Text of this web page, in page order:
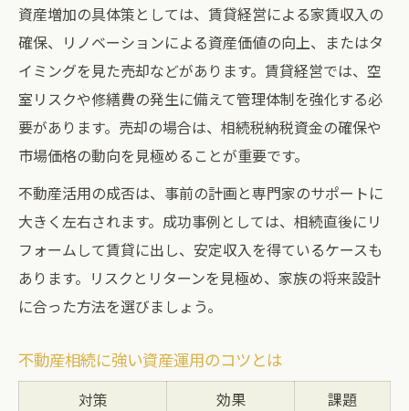
資産増加の具体策としては、賃貸経営による家賃収入の
確保、リノベーションによる資産価値の向上、またはタ
イミングを見た売却などがあります。賃貸経営では、空
室リスクや修繕費の発生に備えて管理体制を強化する必
要があります。売却の場合は、相続税納税資金の確保や
市場価格の動向を見極めることが重要です。
不動産活用の成否は、事前の計画と専門家のサポートに
大きく左右されます。成功事例としては、相続直後にリ
フォームして賃貸に出し、安定収入を得ているケースも
あります。リスクとリターンを見極め、家族の将来設計
に合った方法を選びましょう。
不動産相続に強い資産運用のコツとは
対策 効果
課題